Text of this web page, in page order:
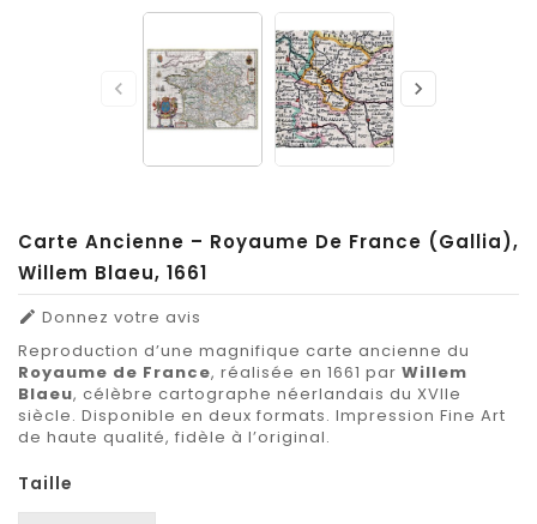
 
Carte Ancienne – Royaume De France (Gallia),
Willem Blaeu, 1661
 Donnez votre avis
Reproduction d’une magnifique carte ancienne du
Royaume de France, réalisée en 1661 par Willem
Blaeu, célèbre cartographe néerlandais du XVIIe
siècle. Disponible en deux formats. Impression Fine Art
de haute qualité, fidèle à l’original.
Taille